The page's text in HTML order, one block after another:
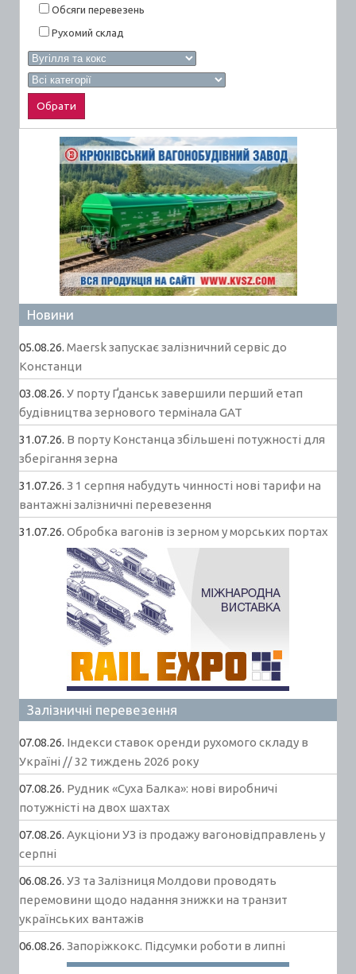
Обсяги перевезень
Рухомий склад
Новини
05.08.26. Maersk запускає залізничний сервіс до
Констанци
03.08.26. У порту Ґданськ завершили перший етап
будівництва зернового термінала GAT
31.07.26. В порту Констанца збільшені потужності для
зберігання зерна
31.07.26. З 1 серпня набудуть чинності нові тарифи на
вантажні залізничні перевезення
31.07.26. Обробка вагонів із зерном у морських портах
Залізничні перевезення
07.08.26. Індекси ставок оренди рухомого складу в
Україні // 32 тиждень 2026 року
07.08.26. Рудник «Суха Балка»: нові виробничі
потужністі на двох шахтах
07.08.26. Аукціони УЗ із продажу вагоновідправлень у
серпні
06.08.26. УЗ та Залізниця Молдови проводять
перемовини щодо надання знижки на транзит
українських вантажів
06.08.26. Запоріжкокс. Підсумки роботи в липні